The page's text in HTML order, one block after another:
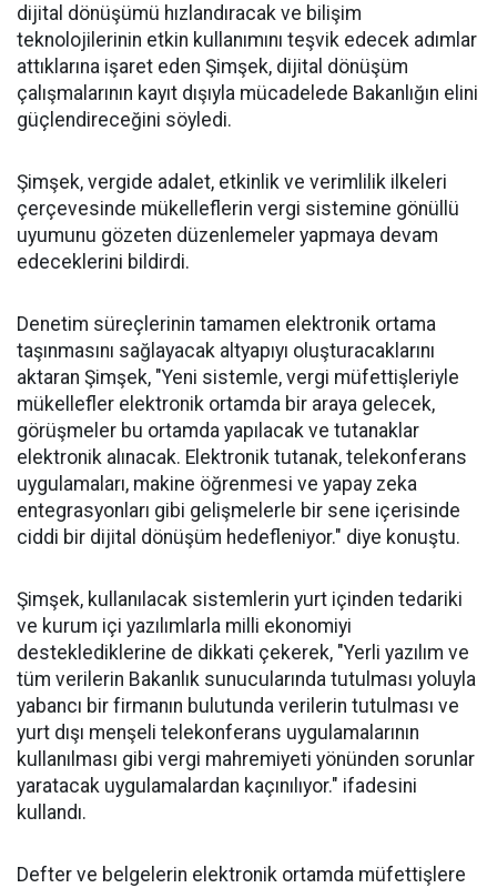
dijital dönüşümü hızlandıracak ve bilişim
teknolojilerinin etkin kullanımını teşvik edecek adımlar
attıklarına işaret eden Şimşek, dijital dönüşüm
çalışmalarının kayıt dışıyla mücadelede Bakanlığın elini
güçlendireceğini söyledi.
Şimşek, vergide adalet, etkinlik ve verimlilik ilkeleri
çerçevesinde mükelleflerin vergi sistemine gönüllü
uyumunu gözeten düzenlemeler yapmaya devam
edeceklerini bildirdi.
Denetim süreçlerinin tamamen elektronik ortama
taşınmasını sağlayacak altyapıyı oluşturacaklarını
aktaran Şimşek, "Yeni sistemle, vergi müfettişleriyle
mükellefler elektronik ortamda bir araya gelecek,
görüşmeler bu ortamda yapılacak ve tutanaklar
elektronik alınacak. Elektronik tutanak, telekonferans
uygulamaları, makine öğrenmesi ve yapay zeka
entegrasyonları gibi gelişmelerle bir sene içerisinde
ciddi bir dijital dönüşüm hedefleniyor." diye konuştu.
Şimşek, kullanılacak sistemlerin yurt içinden tedariki
ve kurum içi yazılımlarla milli ekonomiyi
desteklediklerine de dikkati çekerek, "Yerli yazılım ve
tüm verilerin Bakanlık sunucularında tutulması yoluyla
yabancı bir firmanın bulutunda verilerin tutulması ve
yurt dışı menşeli telekonferans uygulamalarının
kullanılması gibi vergi mahremiyeti yönünden sorunlar
yaratacak uygulamalardan kaçınılıyor." ifadesini
kullandı.
Defter ve belgelerin elektronik ortamda müfettişlere